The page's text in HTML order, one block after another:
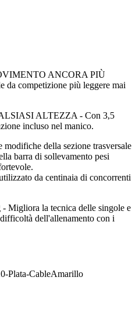
ANCORA PIÙ
da competizione più leggere mai
ALTEZZA - Con 3,5
incluso nel manico.
della sezione trasversale
barra di sollevamento pesi
da centinaia di concorrenti
Migliora la tecnica delle singole e
dell'allenamento con i
Plata-CableAmarillo